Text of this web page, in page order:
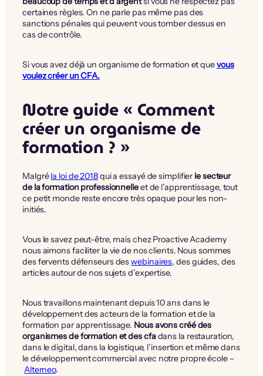
certaines règles. On ne parle pas même pas des
sanctions pénales qui peuvent vous tomber dessus en
cas de contrôle.
Si vous avez déjà un organisme de formation et quevous
voulez créer un CFA.
Notre guide « Comment
créer un organisme de
formation ? »
Malgréla loi de 2018qui a essayé de simplifier le secteur
de la formation professionnelleet de l’apprentissage, tout
ce petit monde reste encore très opaque pour les non-
initiés.
Vous le savez peut-être, mais chez Proactive Academy
nous aimons faciliter la vie de nos clients. Nous sommes
des fervents défenseurs deswebinaires, des guides, des
articles autour de nos sujets d’expertise.
Nous travaillons maintenant depuis 10 ans dans le
développement des acteurs de la formation et de la
formation par apprentissage. Nous avons créé des
organismes de formation et des cfadans la restauration,
dans le digital, dans la logistique, l’insertion et même dans
le développement commercial avec notre propre école –
Alterneo.